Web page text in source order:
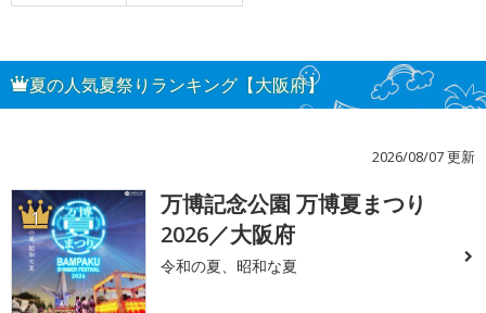
夏の人気夏祭りランキング【大阪府】
2026/08/07 更新
1
万博記念公園 万博夏まつり
2026／大阪府
令和の夏、昭和な夏